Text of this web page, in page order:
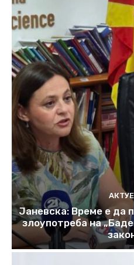
Јаневска: Време е да
злоупотреба на